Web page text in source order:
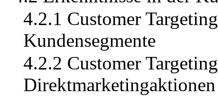
4.2.1 Customer
Kundensegmente
4.2.2 Customer
Direktmarketingaktionen